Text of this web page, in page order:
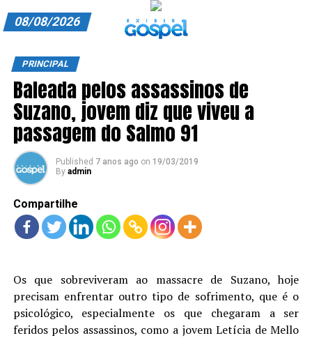
ANUNCIE CONOSCO
ASSINE
CARRINHO
EDITORIAL
ENTREVISTAS
EXPEDIENTE
HOME
LANÇAMENTOS
08/08/2026
PRINCIPAL
Baleada pelos assassinos de
Suzano, jovem diz que viveu a
passagem do Salmo 91
Published 7 anos ago on 19/03/2019
By admin
Compartilhe
Os que sobreviveram ao massacre de Suzano, hoje
precisam enfrentar outro tipo de sofrimento, que é o
psicológico, especialmente os que chegaram a ser
feridos pelos assassinos, como a jovem Letícia de Mello